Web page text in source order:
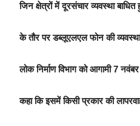
जिन क्षेत्रों में दूरसंचार व्यवस्था
के तौर पर डब्लूएलएल फोन की
लोक निर्माण विभाग को आगामी 7
कहा कि इसमें किसी प्रकार की